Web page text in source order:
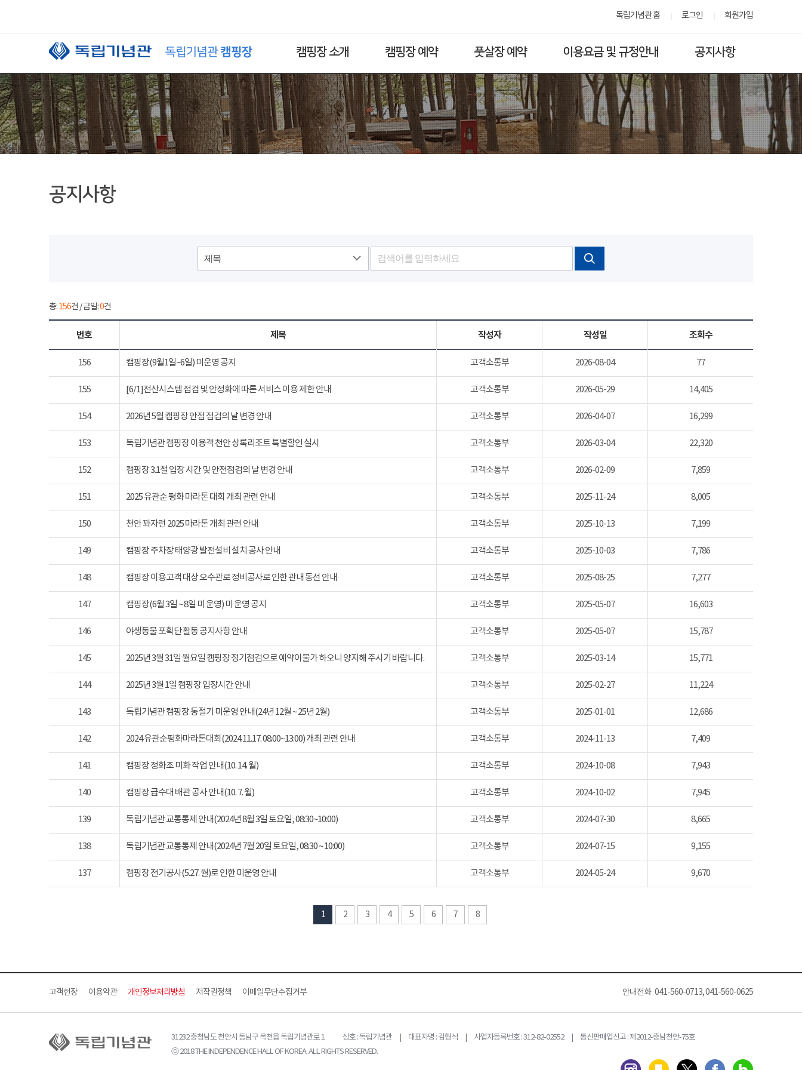
독립기념관 홈 로그인 회원가입
캠핑장 소개 캠핑장 예약 풋살장 예약 이용요금 및 규정안내 공지사항
공지사항
제목
총:156건 / 금일:0건
번호 제목 작성자 작성일 조회수
156 캠핑장(9월1일~6일) 미운영 공지 고객소통부 2026-08-04 77
155 [6/1]전산시스템 점검 및 안정화에 따른 서비스 이용 제한 안내 고객소통부 2026-05-29 14,405
154 2026년 5월 캠핑장 안점 점검의 날 변경 안내 고객소통부 2026-04-07 16,299
153 독립기념관 캠핑장 이용객 천안 상록리조트 특별할인 실시 고객소통부 2026-03-04 22,320
152 캠핑장 3.1절 입장 시간 및 안전점검의 날 변경 안내 고객소통부 2026-02-09 7,859
151 2025 유관순 평화 마라톤 대회 개최 관련 안내 고객소통부 2025-11-24 8,005
150 천안 꽈자런 2025 마라톤 개최 관련 안내 고객소통부 2025-10-13 7,199
149 캠핑장 주차장 태양광 발전설비 설치 공사 안내 고객소통부 2025-10-03 7,786
148 캠핑장 이용고객 대상 오수관로 정비공사로 인한 관내 동선 안내 고객소통부 2025-08-25 7,277
147 캠핑장(6월 3일 ~ 8일 미 운영) 미 운영 공지 고객소통부 2025-05-07 16,603
146 야생동물 포획단 활동 공지사항 안내 고객소통부 2025-05-07 15,787
145 2025년 3월 31일 월요일 캠핑장 정기점검으로 예약이불가 하오니 양지해 주시기 바랍니다. 고객소통부 2025-03-14 15,771
144 2025년 3월 1일 캠핑장 입장시간 안내 고객소통부 2025-02-27 11,224
143 독립기념관 캠핑장 동절기 미운영 안내(24년 12월 ~ 25년 2월) 고객소통부 2025-01-01 12,686
142 2024 유관순평화마라톤대회(2024.11.17. 08:00~13:00) 개최 관련 안내 고객소통부 2024-11-13 7,409
141 캠핑장 정화조 미화 작업 안내(10. 14. 월) 고객소통부 2024-10-08 7,943
140 캠핑장 급수대 배관 공사 안내(10. 7. 월) 고객소통부 2024-10-02 7,945
139 독립기념관 교통통제 안내(2024년 8월 3일 토요일, 08:30~10:00) 고객소통부 2024-07-30 8,665
138 독립기념관 교통통제 안내(2024년 7월 20일 토요일, 08:30 ~ 10:00) 고객소통부 2024-07-15 9,155
137 캠핑장 전기공사(5.27. 월)로 인한 미운영 안내 고객소통부 2024-05-24 9,670
1 2 3 4 5 6 7 8
고객헌장 이용약관 개인정보처리방침 저작권정책 이메일무단수집거부 안내전화 041-560-0713, 041-560-0625
31232 충청남도 천안시 동남구 목천읍 독립기념관로 1
상호 : 독립기념관 | 대표자명 : 김형석 | 사업자등록번호 : 312-82-02552 | 통신판매업신고 : 제2012-충남천안-75호
ⓒ 2018 THE INDEPENDENCE HALL OF KOREA. ALL RIGHTS RESERVED.